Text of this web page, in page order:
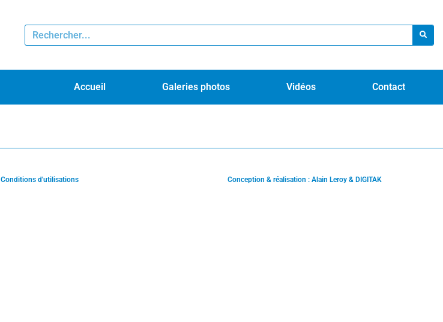
Accueil Galeries photos Vidéos Contact
Conditions d'utilisations Conception & réalisation : Alain Leroy & DIGITAK